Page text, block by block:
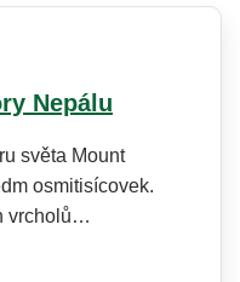
Nepálu
světa Mount
osmitisícovek.
vrcholů…